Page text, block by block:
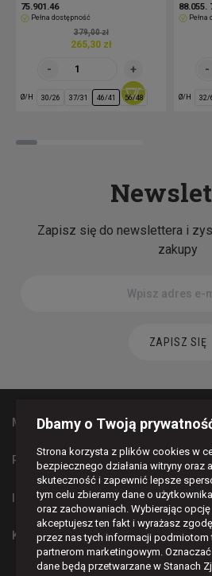
75.901.46
Pełna dostępność
379,00 zł
265,30 zł
Ø/H 30/26 37/31 46/41 56/48
88.055.
Ø/H 32/
Zapisz się do newslettera i
zakupy
ZAPISZ SIĘ
MAPA STRONY
PŁATNOŚCI I DOSTAWA
INFORMACJE
KONTAKT
BĄDŹMY W
Dbamy o Twoją
Strona korzysta z plików cookies w
bezpiecznego działania witryny oraz
skuteczność i zapewnić lepsze
tym celu zbieramy dane o
oraz zachowaniach. Wybierając opcję
akceptujesz ten fakt i wyrażasz
przez nas tych informacji podmiotom
partnerom marketingowym.
dane będą przetwarzane w Stanach